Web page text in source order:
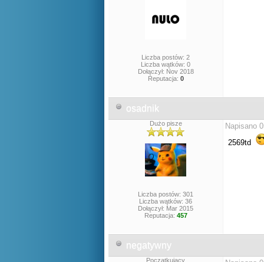
Liczba postów: 2
Liczba wątków: 0
Dołączył: Nov 2018
Reputacja: 0
osadnik
Dużo pisze
Liczba postów: 301
Liczba wątków: 36
Dołączył: Mar 2015
Reputacja: 457
Napisano
2569td
negatywny
Początkujący